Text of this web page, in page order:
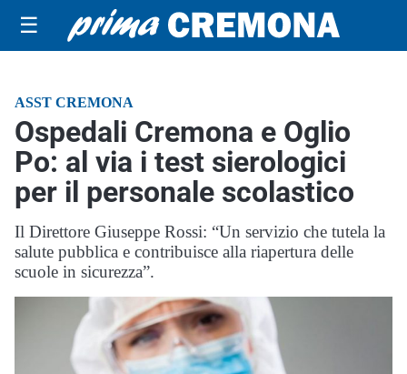
☰
ASST CREMONA
Ospedali Cremona e Oglio
Po: al via i test sierologici
per il personale scolastico
Il Direttore Giuseppe Rossi: “Un servizio che tutela la
salute pubblica e contribuisce alla riapertura delle
scuole in sicurezza”.